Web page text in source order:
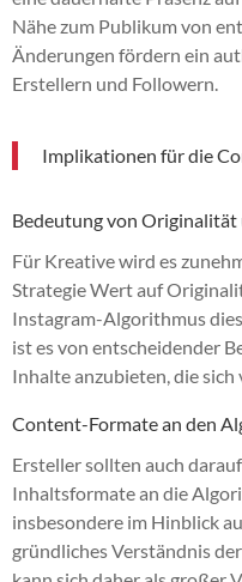
Nähe zum Publikum von
Änderungen fördern ein
Erstellern und Followern.
Implikationen für die
Bedeutung von
Für Kreative wird es
Strategie Wert auf
Instagram-Algorithmus
ist es von entscheidender
Inhalte anzubieten, die sich
Content-Formate an den
Ersteller sollten auch
Inhaltsformate an die
insbesondere im Hinblick
gründliches Verständnis